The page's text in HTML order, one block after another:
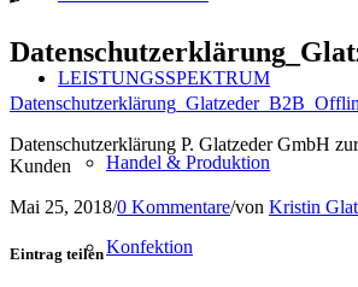
LEISTUNGSSPEKTRUM
Handel & Produktion
Konfektion
Datenschutzerklärung P. Glatzeder GmbH
Kunden
Mai 25, 2018/0 Kommentare/von Kristin
Eintrag teilen